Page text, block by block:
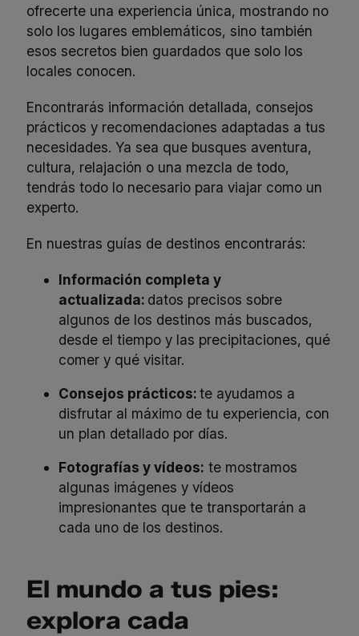
ofrecerte una experiencia única, mostrando no
solo los lugares emblemáticos, sino también
esos secretos bien guardados que solo los
locales conocen.
Encontrarás información detallada, consejos
prácticos y recomendaciones adaptadas a tus
necesidades. Ya sea que busques aventura,
cultura, relajación o una mezcla de todo,
tendrás todo lo necesario para viajar como un
experto.
En nuestras guías de destinos encontrarás:
Información completa y
actualizada: datos precisos sobre
algunos de los destinos más buscados,
desde el tiempo y las precipitaciones, qué
comer y qué visitar.
Consejos prácticos:te ayudamos a
disfrutar al máximo de tu experiencia, con
un plan detallado por días.
Fotografías y vídeos: te mostramos
algunas imágenes y vídeos
impresionantes que te transportarán a
cada uno de los destinos.
El mundo a tus pies:
explora cada